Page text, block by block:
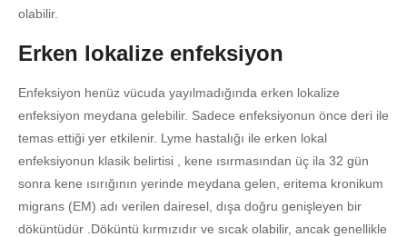
olabilir.
Erken lokalize enfeksiyon
Enfeksiyon henüz vücuda yayılmadığında erken lokalize
enfeksiyon meydana gelebilir. Sadece enfeksiyonun önce deri ile
temas ettiği yer etkilenir. Lyme hastalığı ile erken lokal
enfeksiyonun klasik belirtisi , kene ısırmasından üç ila 32 gün
sonra kene ısırığının yerinde meydana gelen, eritema kronikum
migrans (EM) adı verilen dairesel, dışa doğru genişleyen bir
döküntüdür .Döküntü kırmızıdır ve sıcak olabilir, ancak genellikle